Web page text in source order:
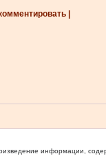
|
информации,